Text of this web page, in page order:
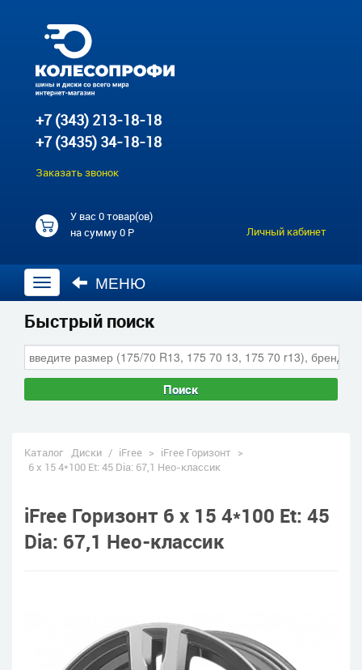
+7 (343) 213-18-18
+7 (3435) 34-18-18
Заказать звонок
У вас0 товар(ов)
на сумму0 Р Личный кабинет
Открыть
навигацию
МЕНЮ
Быстрый поиск
Поиск
Каталог Диски / iFree > iFree Горизонт >
6 x 15 4*100 Et: 45 Dia: 67,1 Нео-классик
iFree Горизонт 6 x 15 4*100 Et: 45
Dia: 67,1 Нео-классик